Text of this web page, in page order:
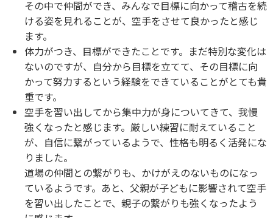
その中で仲間ができ、みんなで目標に向かって稽古を続
ける姿を見れることが、空手をさせて良かったと感じ
ます。
体力がつき、目標ができたことです。まだ特別な変化は
ないのですが、自分から目標を立てて、その目標に向
かって努力するという経験をできていることがとても貴
重です。
空手を習い出してから集中力が身についてきて、我慢
強くなったと感じます。厳しい練習に耐えていること
が、自信に繋がっているようで、性格も明るく活発にな
りました。
道場の仲間との繋がりも、かけがえのないものになっ
ているようです。あと、父親が子どもに影響されて空手
を習い出したことで、親子の繋がりも強くなったよう